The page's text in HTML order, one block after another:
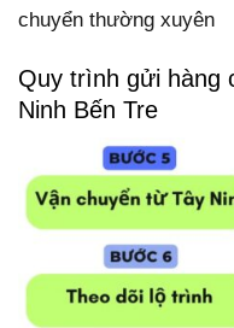
chuyển thường xuyên
Quy trình gửi hàng
Ninh Bến Tre